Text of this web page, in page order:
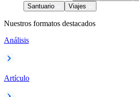
Santuario
Viajes
Nuestros formatos destacados
Análisis
Artículo